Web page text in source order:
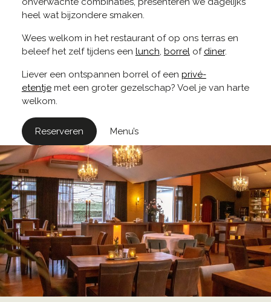
heel wat bijzondere smaken.
Wees welkom in het restaurant of op ons terras en
beleef het zelf tijdens een lunch, borrelof diner.
Liever een ontspannen borrel of een privé-
etentjemet een groter gezelschap? Voel je van harte
welkom.
Reserveren Menu’s